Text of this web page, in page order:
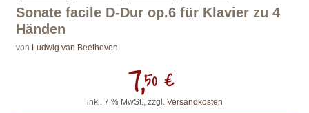
Sonate facile D-Dur op.6 für Klavier zu 4
Händen
von Ludwig van Beethoven
7,50 €
inkl. 7 % MwSt., zzgl. Versandkosten